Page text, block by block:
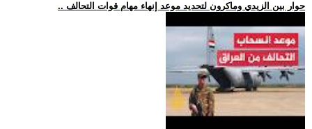
.. حوار بين الزيدي وماكرون لتحديد موعد إنهاء مهام قوات التحالف